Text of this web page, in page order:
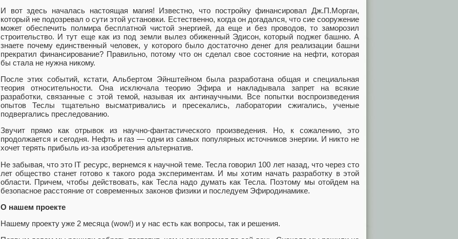
И вот здесь началась настоящая магия! Известно, что постройку финансировал Дж.П.Морган,
который не подозревал о сути этой установки. Естественно, когда он догадался, что сие сооружение
может обеспечить полмира бесплатной чистой энергией, да еще и без проводов, то заморозил
строительство. И тут еще как из под земли вылез обиженный Эдисон, который поджег башню. А
знаете почему единственный человек, у которого было достаточно денег для реализации башни
прекратил финансирование? Правильно, потому что он сделал свое состояние на нефти, которая
бы стала не нужна никому.
После этих событий, кстати, Альбертом Эйнштейном была разработана общая и специальная
теория относительности. Она исключала теорию Эфира и накладывала запрет на всякие
разработки, связанные с этой темой, называя их антинаучными. Все попытки воспроизведения
опытов Теслы тщательно высматривались и пресекались, лаборатории сжигались, ученые
подвергались преследованию.
Звучит прямо как отрывок из научно-фантастического произведения. Но, к сожалению, это
продолжается и сегодня. Нефть и газ — одни из самых популярных источников энергии. И никто не
хочет терять прибыль из-за изобретения альтернатив.
Не забывая, что это IT ресурс, вернемся к научной теме. Тесла говорил 100 лет назад, что через сто
лет общество станет готово к такого рода экспериментам. И мы хотим начать разработку в этой
области. Причем, чтобы действовать, как Тесла надо думать как Тесла. Поэтому мы отойдем на
безопасное расстояние от современных законов физики и последуем Эфиродинамике.
О нашем проекте
Нашему проекту уже 2 месяца (wow!) и у нас есть как вопросы, так и решения.